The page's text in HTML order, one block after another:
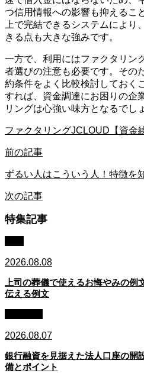
つ信用情報への影響も抑えるこ
上で完結できるシステムによ
きる点も大きな強みです。
一方で、利用にはファクタリン
者選びの注意も必要です。その
約条件をよく比較検討しておく
すれば、資金調達にお困りの企
リングは心強い味方となるでし
ファクタリングJCLOUD【資金
前の記事
ずるい人はこういう人！特徴を
次の記事
特集記事
2026.08.08
上司の葬儀で使えるお悔やみの
伝える例文
2026.08.07
銀行融資を見据えた法人口座の開
備とポイント